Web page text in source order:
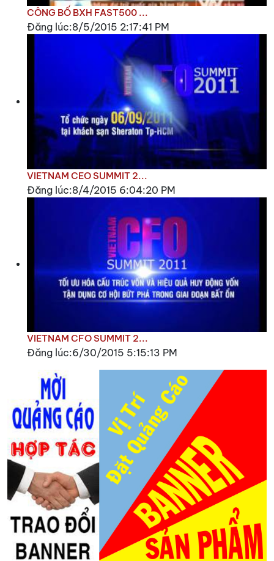
CÔNG BỐ BXH FAST500 ...
Đăng lúc:8/5/2015 2:17:41 PM
VIETNAM CEO SUMMIT 2...
Đăng lúc:8/4/2015 6:04:20 PM
VIETNAM CFO SUMMIT 2...
Đăng lúc:6/30/2015 5:15:13 PM